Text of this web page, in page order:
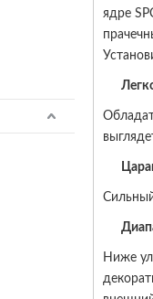
ядре
Ниже